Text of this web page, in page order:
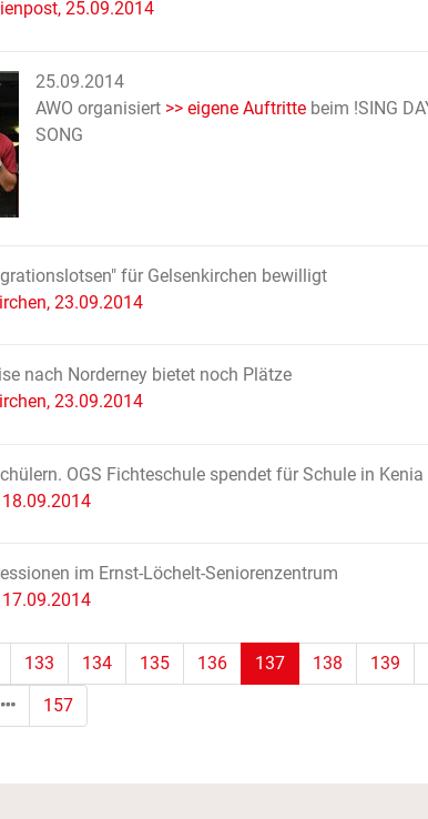
25.09.2014
25.09.2014
AWO organisiert >> eigene Auftrittebeim !SING
SONG
für Gelsenkirchen bewilligt
23.09.2014
nach Norderney bietet noch Plätze
23.09.2014
OGS Fichteschule spendet für Schule in Kenia
im Ernst-Löchelt-Seniorenzentrum
133 134 135 136 137(Standort)
138 139
157